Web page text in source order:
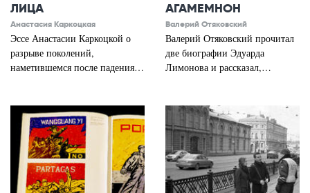
ЛИЦА
Анастасия Каркоцкая
Эссе Анастасии Каркоцкой о
разрыве поколений,
наметившемся после падения…
АГАМЕМНОН
Валерий Отяковский
Валерий Отяковский прочитал
две биографии Эдуарда
Лимонова и рассказал,…